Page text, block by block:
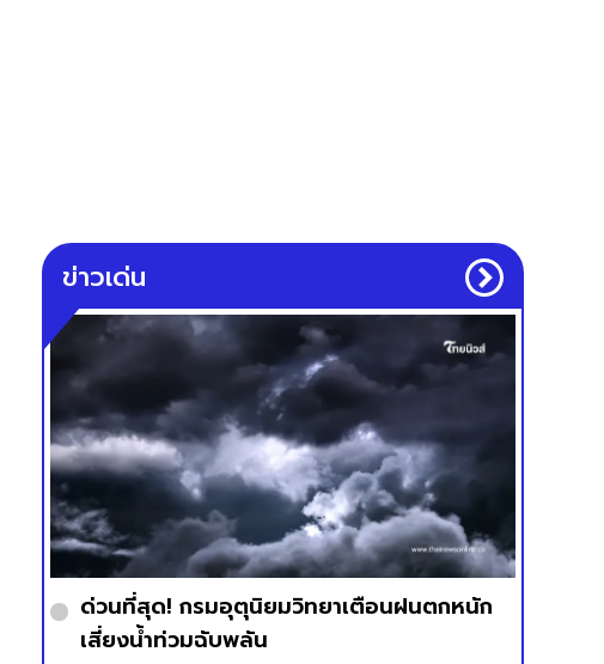
ข่าวเด่น
ด่วนที่สุด! กรมอุตุนิยมวิทยาเตือนฝนตกหนัก
เสี่ยงน้ำท่วมฉับพลัน